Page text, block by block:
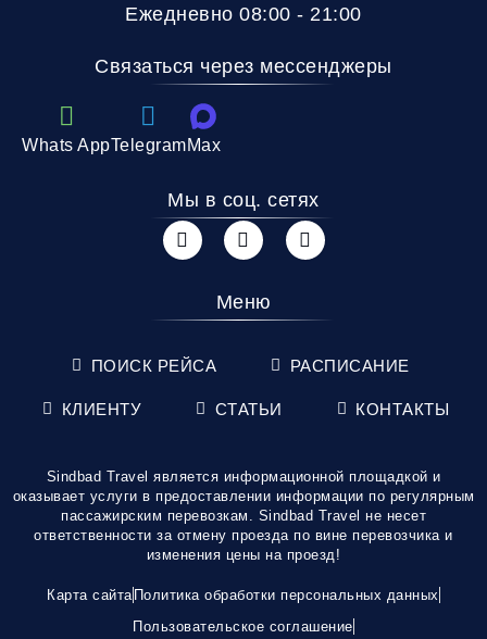
Ежедневно 08:00 - 21:00
Связаться через мессенджеры
Whats AppTelegramMax
Мы в соц. сетях
Меню
ПОИСК РЕЙСА РАСПИСАНИЕ
КЛИЕНТУ СТАТЬИ КОНТАКТЫ
Sindbad Travel является информационной площадкой и
оказывает услуги в предоставлении информации по регулярным
пассажирским перевозкам. Sindbad Travel не несет
ответственности за отмену проезда по вине перевозчика и
изменения цены на проезд!
Карта сайта Политика обработки персональных данных
Пользовательское соглашение